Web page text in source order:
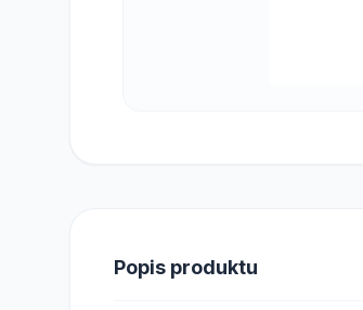
Popis produktu